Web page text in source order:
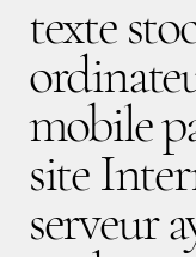
texte
mobile
site
serveur